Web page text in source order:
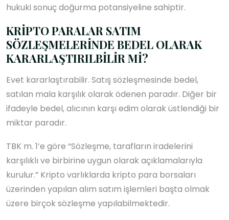
hukuki sonuç doğurma potansiyeline sahiptir.
KRİPTO PARALAR SATIM
SÖZLEŞMELERİNDE BEDEL OLARAK
KARARLAŞTIRILBİLİR Mİ?
Evet kararlaştırabilir. Satış sözleşmesinde bedel,
satılan mala karşılık olarak ödenen paradır. Diğer bir
ifadeyle bedel, alıcının karşı edim olarak üstlendiği bir
miktar paradır.
TBK m. 1’e göre “Sözleşme, tarafların iradelerini
karşılıklı ve birbirine uygun olarak açıklamalarıyla
kurulur.” Kripto varlıklarda kripto para borsaları
üzerinden yapılan alım satım işlemleri başta olmak
üzere birçok sözleşme yapılabilmektedir.